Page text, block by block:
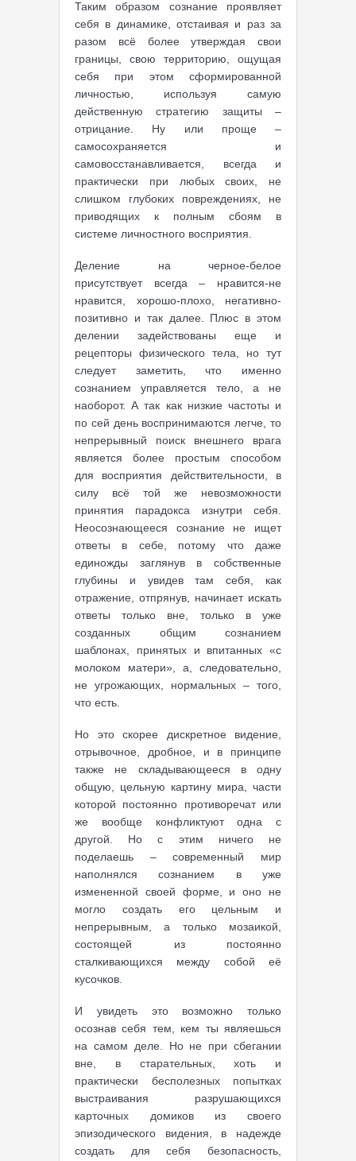
Таким образом сознание проявляет
себя в динамике, отстаивая и раз за
разом всё более утверждая свои
границы, свою территорию, ощущая
себя при этом сформированной
личностью, используя самую
действенную стратегию защиты –
отрицание. Ну или проще –
самосохраняется и
самовосстанавливается, всегда и
практически при любых своих, не
слишком глубоких повреждениях, не
приводящих к полным сбоям в
системе личностного восприятия.
Деление на черное-белое
присутствует всегда – нравится-не
нравится, хорошо-плохо, негативно-
позитивно и так далее. Плюс в этом
делении задействованы еще и
рецепторы физического тела, но тут
следует заметить, что именно
сознанием управляется тело, а не
наоборот. А так как низкие частоты и
по сей день воспринимаются легче, то
непрерывный поиск внешнего врага
является более простым способом
для восприятия действительности, в
силу всё той же невозможности
принятия парадокса изнутри себя.
Неосознающееся сознание не ищет
ответы в себе, потому что даже
единожды заглянув в собственные
глубины и увидев там себя, как
отражение, отпрянув, начинает искать
ответы только вне, только в уже
созданных общим сознанием
шаблонах, принятых и впитанных «с
молоком матери», а, следовательно,
не угрожающих, нормальных – того,
что есть.
Но это скорее дискретное видение,
отрывочное, дробное, и в принципе
также не складывающееся в одну
общую, цельную картину мира, части
которой постоянно противоречат или
же вообще конфликтуют одна с
другой. Но с этим ничего не
поделаешь – современный мир
наполнялся сознанием в уже
измененной своей форме, и оно не
могло создать его цельным и
непрерывным, а только мозаикой,
состоящей из постоянно
сталкивающихся между собой её
кусочков.
И увидеть это возможно только
осознав себя тем, кем ты являешься
на самом деле. Но не при сбегании
вне, в старательных, хоть и
практически бесполезных попытках
выстраивания разрушающихся
карточных домиков из своего
эпизодического видения, в надежде
создать для себя безопасность,